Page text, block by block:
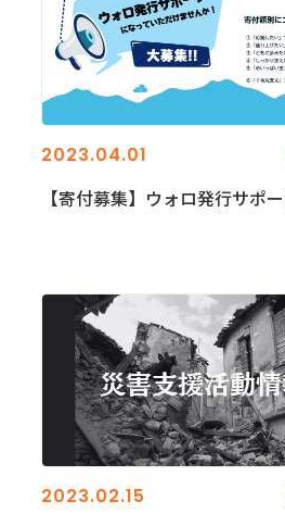
2023.04.01
【寄付募集】ウォロ発行サポ
2023.02.15